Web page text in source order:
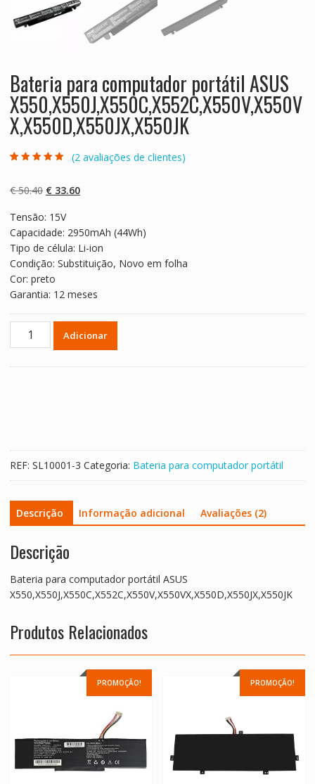
Bateria para computador portátil ASUS
X550,X550J,X550C,X552C,X550V,X550V
X,X550D,X550JX,X550JK
com base em
classificaçõe
(2 avaliações de clientes)
€50.40 O
original
era:
€ 50.40.
€33.60O
é:
€ 33.60.
Tensão: 15V
Capacidade: 2950mAh (44Wh)
Tipo de célula: Li-ion
Condição: Substituição, Novo em folha
Cor: preto
Garantia: 12 meses
Quantidade
Adicionar
REF: SL10001-3 Categoria: Bateria para computador portátil
Descrição Informação adicional Avaliações (2)
Descrição
Bateria para computador portátil ASUS
X550,X550J,X550C,X552C,X550V,X550VX,X550D,X550JX,X550JK
Produtos Relacionados
PROMOÇÃO! PROMOÇÃO!